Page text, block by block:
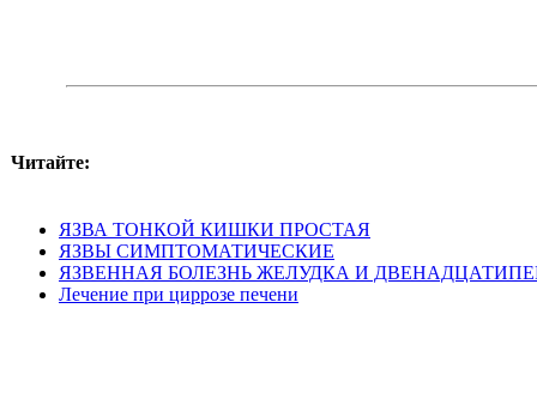
Читайте:
ЯЗВА ТОНКОЙ КИШКИ ПРОСТАЯ
ЯЗВЫ СИМПТОМАТИЧЕСКИЕ
ЯЗВЕННАЯ БОЛЕЗНЬ ЖЕЛУДКА И
Лечение при циррозе печени